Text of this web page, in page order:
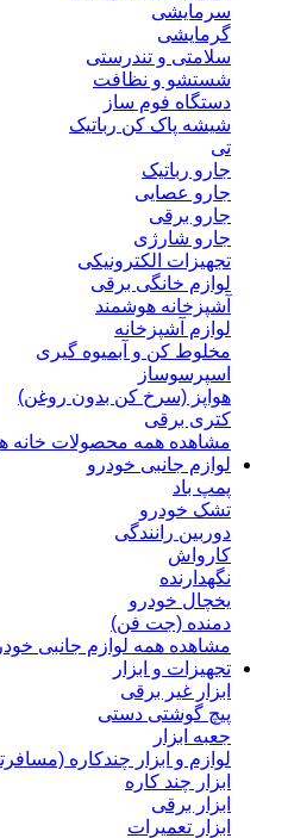
سرمایشی
گرمایشی
سلامتی و تندرستی
شستشو و نظافت
دستگاه فوم ساز
شیشه پاک کن رباتیک
تی
جارو رباتیک
جارو عصایی
جارو برقی
جارو شارژی
تجهیزات الکترونیکی
لوازم خانگی برقی
آشپزخانه هوشمند
لوازم آشپزخانه
مخلوط کن و آبمیوه گیری
اسپرسوساز
هواپز (سرخ کن بدون روغن)
کتری برقی
مشاهده همه محصولات خانه
لوازم جانبی خودرو
پمپ باد
تشک خودرو
دوربین رانندگی
کارواش
نگهدارنده
یخچال خودرو
دمنده (جت فن)
مشاهده همه لوازم جانبی
تجهیزات و ابزار
ابزار غیر برقی
پیچ گوشتی دستی
جعبه ابزار
لوازم و ابزار چندکاره
ابزار چند کاره
ابزار برقی
ابزار تعمیرات